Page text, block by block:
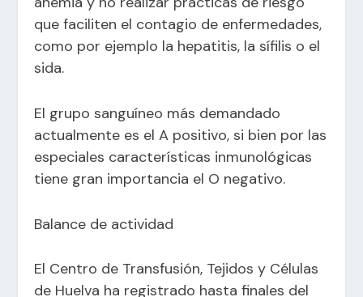
que faciliten el contagio de enfermedades,
como por ejemplo la hepatitis, la sífilis o el
sida.
El grupo sanguíneo más demandado
actualmente es el A positivo, si bien por las
especiales características inmunológicas
tiene gran importancia el O negativo.
Balance de actividad
El Centro de Transfusión, Tejidos y Células
de Huelva ha registrado hasta finales del